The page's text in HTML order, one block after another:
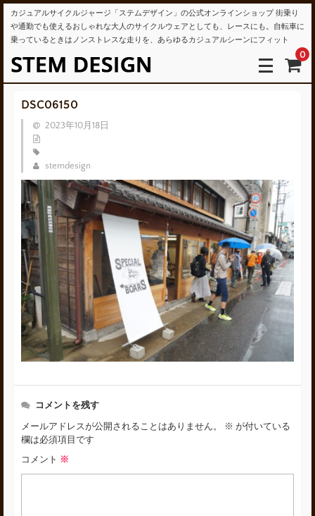
カジュアルサイクルジャージ「ステムデザイン」の公式オンラインショップ 街乗り
や通勤でも使えるおしゃれな大人のサイクルウェアとしても、レースにも。自転車に
乗っているときはノンストレスな走りを、あらゆるカジュアルシーンにフィット
0
DSC06150
2023年10月18日
stemdesign
コメントを残す
メールアドレスが公開されることはありません。 ※ が付いている
欄は必須項目です
コメント ※